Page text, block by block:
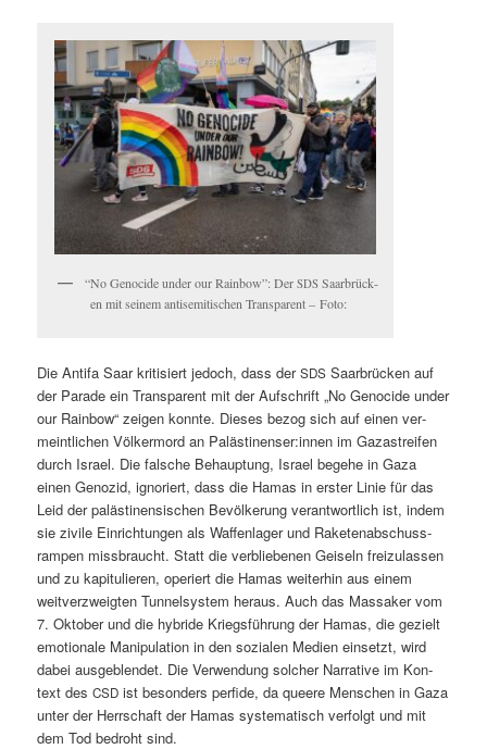
“No Geno­cide under our Rain­bow”: DerSDS Saar­brück­
en mit seinem anti­semi­tis­chen Trans­par­ent – Foto:
Die Antifa Saar kri­tisiert jedoch, dass derSDS Saar­brück­en auf
der Parade ein Trans­par­ent mit der Auf­schrift „No Geno­cide under
our Rain­bow“ zeigen kon­nte. Dieses bezog sich auf einen ver­
meintlichen Völk­er­mord an Palästinenser:innen im Gaza­s­treifen
durch Israel. Die falsche Behaup­tung, Israel bege­he in Gaza
einen Genozid, ignori­ert, dass die Hamas in erster Lin­ie für das
Leid der palästi­nen­sis­chen Bevölkerung ver­ant­wortlich ist, indem
sie zivile Ein­rich­tun­gen als Waf­fen­lager und Raketen­ab­schuss­
ram­p­en miss­braucht. Statt die verbliebe­nen Geiseln freizu­lassen
und zu kapit­ulieren, operiert die Hamas weit­er­hin aus einem
weitverzweigten Tun­nel­sys­tem her­aus. Auch das Mas­sak­er vom
7. Okto­ber und die hybride Kriegs­führung der Hamas, die gezielt
emo­tionale Manip­u­la­tion in den sozialen Medi­en ein­set­zt, wird
dabei aus­ge­blendet. Die Ver­wen­dung solch­er Nar­ra­tive im Kon­
text desCSD ist beson­ders per­fide, da queere Men­schen in Gaza
unter der Herrschaft der Hamas sys­tem­a­tisch ver­fol­gt und mit
dem Tod bedro­ht sind.